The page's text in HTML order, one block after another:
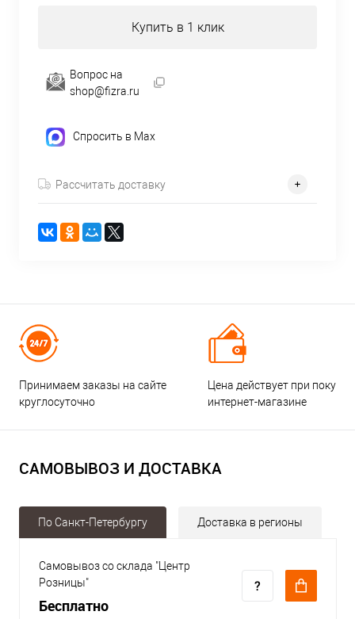
Купить в 1 клик
Вопрос на
shop@fizra.ru
Спросить в Max
Рассчитать доставку
Принимаем заказы на сайте
круглосуточно
Цена действует при
интернет-магазине
САМОВЫВОЗ И ДОСТАВКА
По Санкт-Петербургу Доставка в регионы
Самовывоз со склада "Центр
Розницы"
Бесплатно